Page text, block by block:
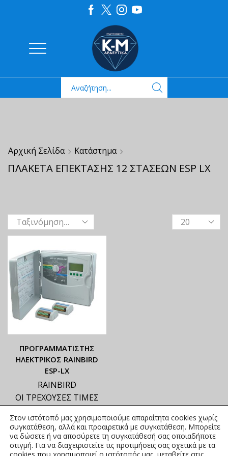
Αρχική Σελίδα Κατάστημα
ΠΛΑΚΕΤΑ ΕΠΕΚΤΑΣΗΣ 12 ΣΤΑΣΕΩΝ ESP LX
ΠΡΟΓΡAMMATIΣΤΗΣ
ΗΛEΚΤΡΙΚΟΣ RAINBIRD
ESP-LX
RAINBIRD
ΟΙ ΤΡΕΧΟΥΣΕΣ ΤΙΜΕΣ
ΑΝΗΡΤΗΜΕΝΟ PDF
395,56€–1.917,04€ συμπ.
Φ.Π.Α.
Στον ιστότοπό μας χρησιμοποιούμε απαραίτητα cookies χωρίς
συγκατάθεση, αλλά και προαιρετικά με συγκατάθεση. Μπορείτε
να δώσετε ή να αποσύρετε τη συγκατάθεσή σας οποιαδήποτε
στιγμή. Για να διαχειριστείτε τις προτιμήσεις σας σχετικά με τα